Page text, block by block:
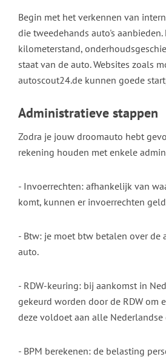
Begin met het verkennen van
die tweedehands auto's aanbieden.
kilometerstand,
staat van de auto. Websites zoals
autoscout24.de kunnen goede
Administratieve stappen
Zodra je jouw droomauto hebt
rekening houden met enkele
- Invoerrechten: afhankelijk van
komt, kunnen er invoerrechten
- Btw: je moet btw betalen over de
auto.
- RDW-keuring: bij aankomst in
gekeurd worden door de RDW om
deze voldoet aan alle Nederlandse
- BPM berekenen: de belasting